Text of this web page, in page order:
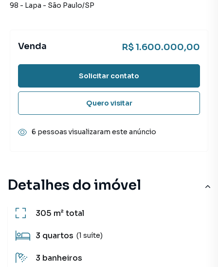
Detalhes do imóvel
305 m²total
3 quartos (1 suíte)
3 banheiros
98 - Lapa - São Paulo/SP
Venda R$ 1.600.000,00
Solicitar contato
Quero visitar
6 pessoas visualizaram este anúncio